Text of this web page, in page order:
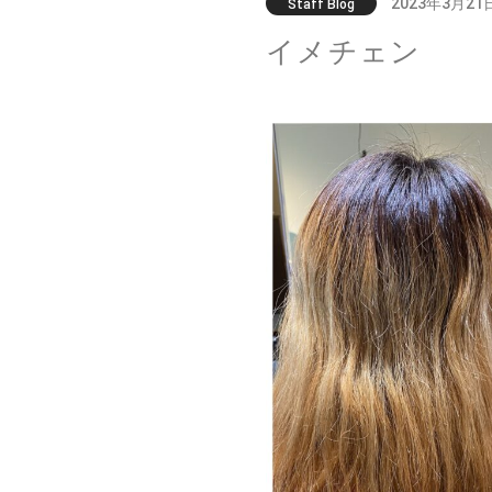
Staff Blog
イメチェン